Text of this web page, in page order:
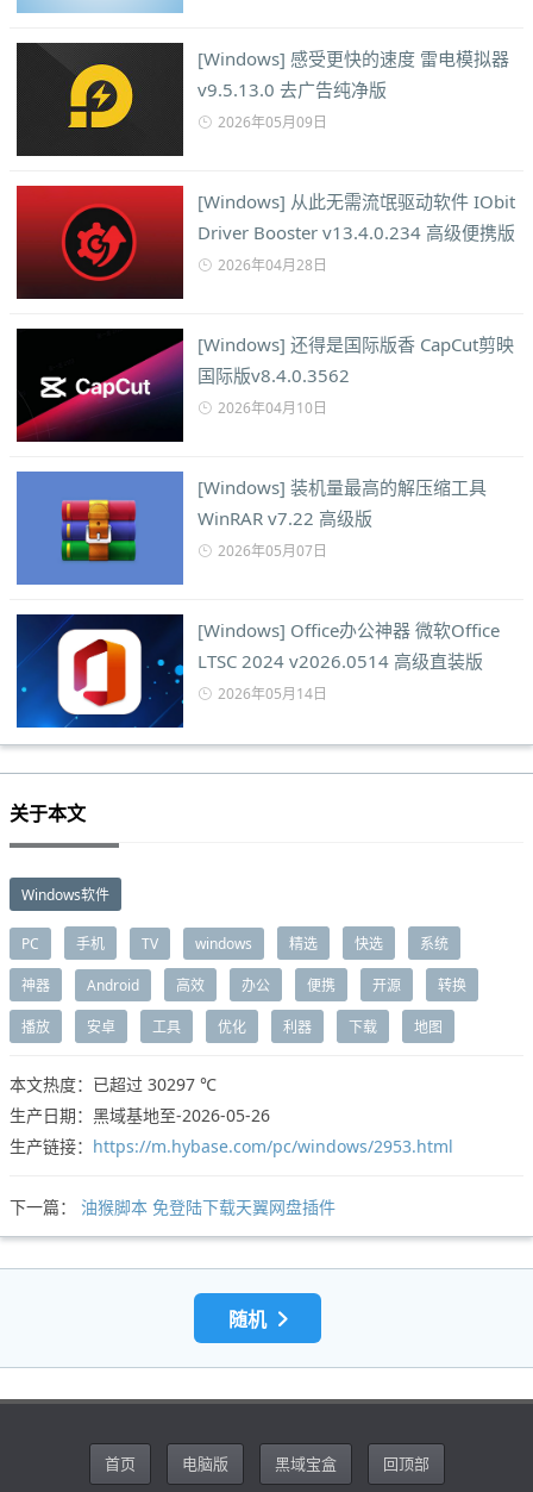
[Windows] 感受更快的速度 雷电模拟器
v9.5.13.0 去广告纯净版
2026年05月09日
[Windows] 从此无需流氓驱动软件 IObit
Driver Booster v13.4.0.234 高级便携版
2026年04月28日
[Windows] 还得是国际版香 CapCut剪映
国际版v8.4.0.3562
2026年04月10日
[Windows] 装机量最高的解压缩工具
WinRAR v7.22 高级版
2026年05月07日
[Windows] Office办公神器 微软Office
LTSC 2024 v2026.0514 高级直装版
2026年05月14日
关于本文
Windows软件
PC 手机 TV windows 精选 快选 系统
神器 Android 高效 办公 便携 开源 转换
播放 安卓 工具 优化 利器 下载 地图
本文热度：已超过 30297 ℃
生产日期：黑域基地至-2026-05-26
生产链接： https://m.hybase.com/pc/windows/2953.html
下一篇： 油猴脚本 免登陆下载天翼网盘插件
随机
首页 电脑版 黑域宝盒 回顶部